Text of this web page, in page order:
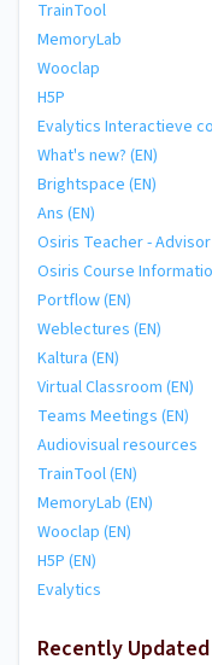
TrainTool
MemoryLab
Wooclap
H5P
Evalytics Interactieve
What's new? (EN)
Brightspace (EN)
Ans (EN)
Osiris Teacher - Advisor
Osiris Course
Portflow (EN)
Weblectures (EN)
Kaltura (EN)
Virtual Classroom (EN)
Teams Meetings (EN)
Audiovisual resources
TrainTool (EN)
MemoryLab (EN)
Wooclap (EN)
H5P (EN)
Evalytics
Recently